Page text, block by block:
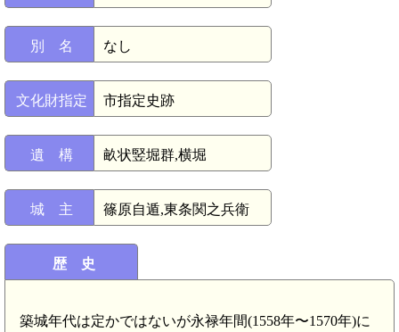
別 名 なし
文化財指定 市指定史跡
遺 構 畝状竪堀群,横堀
城 主 篠原自遁,東条関之兵衛
歴 史
築城年代は定かではないが永禄年間(1558年〜1570年)に